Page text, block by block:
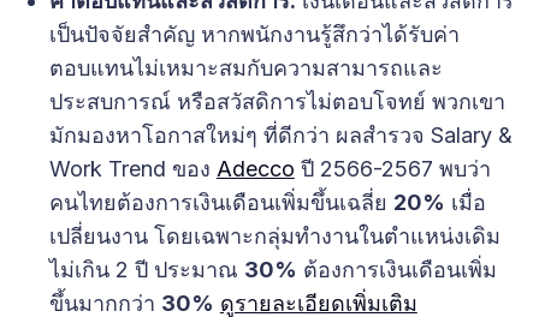
เป็นปัจจัยสำคัญ หากพนักงานรู้สึกว่าได้รับค่า
ตอบแทนไม่เหมาะสมกับความสามารถและ
ประสบการณ์ หรือสวัสดิการไม่ตอบโจทย์ พวกเขา
มักมองหาโอกาสใหม่ๆ ที่ดีกว่า ผลสำรวจ Salary &
Work Trend ของ Adecco ปี 2566-2567 พบว่า
คนไทยต้องการเงินเดือนเพิ่มขึ้นเฉลี่ย 20% เมื่อ
เปลี่ยนงาน โดยเฉพาะกลุ่มทำงานในตำแหน่งเดิม
ไม่เกิน 2 ปี ประมาณ 30% ต้องการเงินเดือนเพิ่ม
ขึ้นมากกว่า 30% ดูรายละเอียดเพิ่มเติม